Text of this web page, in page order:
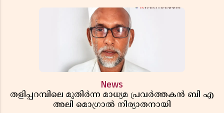
News
തളിപ്പറമ്പിലെ മുതിർന്ന മാധ്യമ പ്രവർത്തകൻ ബി എ
അലി മൊഗ്രാൽ നിര്യാതനായി